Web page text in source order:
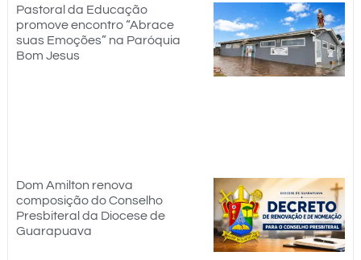
Pastoral da Educação
promove encontro “Abrace
suas Emoções” na Paróquia
Bom Jesus
Dom Amilton renova
composição do Conselho
Presbiteral da Diocese de
Guarapuava